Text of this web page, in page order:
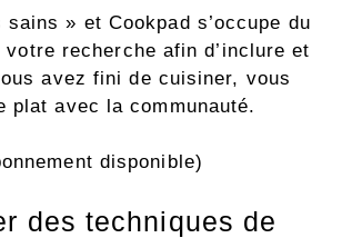
» et Cookpad s’occupe du
recherche afin d’inclure et
avez fini de cuisiner, vous
plat avec la communauté.
disponible)
des techniques de